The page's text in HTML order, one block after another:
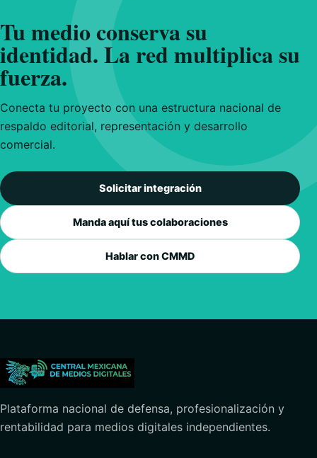
Tu medio conserva su
identidad. La red multiplica su
fuerza.
Conecta tu proyecto con una estructura nacional de
respaldo editorial, representación y desarrollo
comercial.
Solicitar integración
Manda aquí tus colaboraciones
Hablar con CMMD
Plataforma nacional de defensa, profesionalización y
rentabilidad para medios digitales independientes.